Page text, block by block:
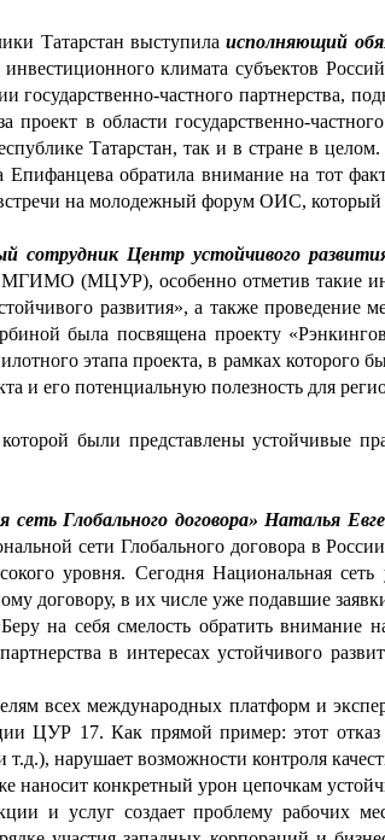
Татарстан выступила исполняющий
климата субъектов
государственно-частного партнерства,
в области государственно-
Татарстан, так и в стране в
обратила внимание на тот
на молодежный форум ОИС, который
сотрудник Центр устойчивого
МГИМО (МЦУР), особенно отметив такие
развития», а также проведение
была посвящена проекту
этапа проекта, в рамках которого
и его потенциальную полезность для
были представлены устойчивые
Глобального договора» Наталья
сети Глобального договора в
уровня. Сегодня Национальная
договору, в их числе уже подавшие
на себя смелость обратить внимание
в интересах устойчивого
всех международных платформ и
ЦУР 17. Как прямой пример: этот
нарушает возможности контроля
конкретный урон цепочкам
и услуг создает проблему рабочих